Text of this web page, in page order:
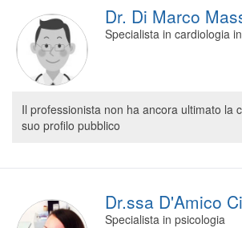
Dr. Di Marco
Specialista in cardiologia
Il professionista non ha ancora ultimato la
suo profilo pubblico
Dr.ssa D'Amico
Specialista in psicologia